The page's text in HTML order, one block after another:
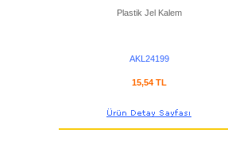
Plastik Jel Kalem
AKL24199
15,54 TL